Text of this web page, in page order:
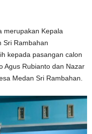
merupakan Kepala
Sri Rambahan
kepada pasangan calon
Agus Rubianto dan Nazar
Medan Sri Rambahan.